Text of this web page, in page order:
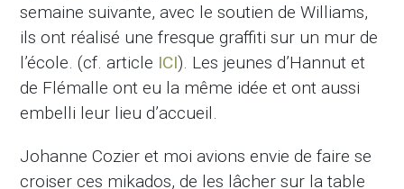
semaine suivante, avec le soutien de Williams,
ils ont réalisé une fresque graffiti sur un mur de
l’école. (cf. article ICI). Les jeunes d’Hannut et
de Flémalle ont eu la même idée et ont aussi
embelli leur lieu d’accueil.
Johanne Cozier et moi avions envie de faire se
croiser ces mikados, de les lâcher sur la table